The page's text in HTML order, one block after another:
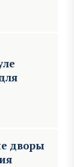
дворы